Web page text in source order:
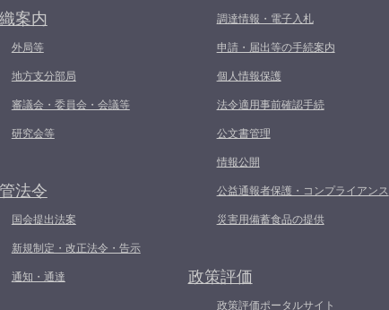
案内
外局等
地方支分部局
審議会・委員会・会議等
研究会等
法令
国会提出法案
新規制定・改正法令・告示
通知・通達
調達情報・電子入札
申請・届出等の手続案内
個人情報保護
法令適用事前確認手続
公文書管理
情報公開
公益通報者保護・コンプライアンス
災害用備蓄食品の提供
政策評価
政策評価ポータルサイト